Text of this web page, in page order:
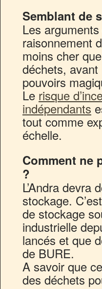
Semblant de
Les
raisonnement
moins cher
déchets,
pouvoirs
Le risque
indépendants
tout comme
échelle.
Comment ne
?
L’Andra devra
stockage.
de stockage
industrielle
lancés et que
de BURE.
A savoir que
des déchets